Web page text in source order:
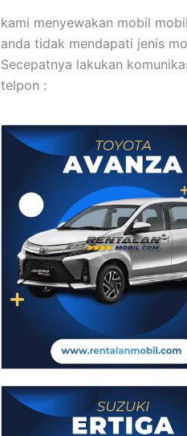
kami menyewakan mobil
anda tidak mendapati jenis
Secepatnya lakukan
telpon :